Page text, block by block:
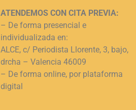
ATENDEMOS CON CITA PREVIA:
– De forma presencial e
individualizada en:
ALCE, c/ Periodista Llorente, 3, bajo,
drcha – Valencia 46009
– De forma online, por plataforma
digital